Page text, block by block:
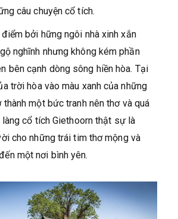
câu chuyện cổ tích.
bởi hững ngôi nhà xinh xắn
nghĩnh nhưng không kém phần
bên cạnh dòng sông hiền hòa. Tại
trời hòa vào màu xanh của những
một bức tranh nên thơ và quá
cổ tích Giethoorn thật sự là
cho những trái tim thơ mộng và
một nơi bình yên.